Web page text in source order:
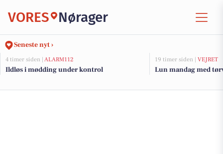
VORES Nørager
Seneste nyt ›
4 timer siden | ALARM112
Ildløs i mødding under kontrol
19 timer siden | VEJRET
Lun mandag med